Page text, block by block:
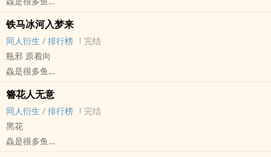
同人衍生 - 动漫同人 - BL
短篇 - 完结
铁马冰河入梦来
同人衍生 / 排行榜
完结
瓶邪 原着向
鱻是很多鱼
BL - 短篇 - 完结
簪花人无意
同人衍生 / 排行榜
完结
黑花
鱻是很多鱼